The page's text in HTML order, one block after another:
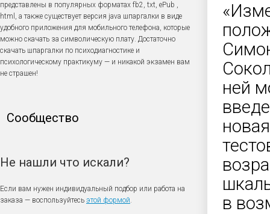
представлены в популярных форматах fb2, txt, ePub ,
html, а также существует версия java шпаргалки в виде
удобного приложения для мобильного телефона, которые
можно скачать за символическую плату. Достаточно
скачать шпаргалки по психодиагностике и
психологическому практикуму — и никакой экзамен вам
не страшен!
Сообщество
Не нашли что искали?
Если вам нужен индивидуальный подбор или работа на
заказа — воспользуйтесь этой формой.
ней
в